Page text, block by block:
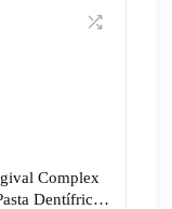
Complex
Dentífrica